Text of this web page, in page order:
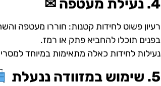
4. נעילת מעטפה ✉
רעיון פשוט לחידות קטנות: חוררו מעטפה
בפנים תוכלו להחביא פתק או רמז.
נעילות לחידות כאלה מתאימות במיוחד
5. שימוש במזוודה ננעלת